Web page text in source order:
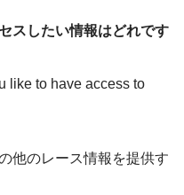
スしたい情報はどれです
like to have access to
他のレース情報を提供す